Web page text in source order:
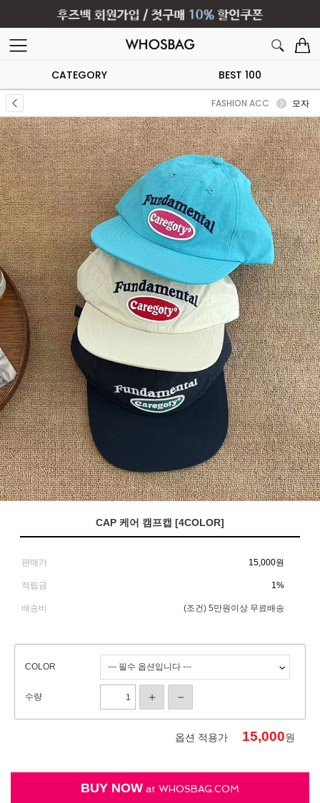
CATEGORY BEST 100
FASHION ACC 모자
CAP 케어 캠프캡 [4COLOR]
판매가 15,000원
적립금 1%
배송비 (조건) 5만원이상 무료배송
COLOR
수량
옵션 적용가 15,000원
BUY NOW at WHOSBAG.COM